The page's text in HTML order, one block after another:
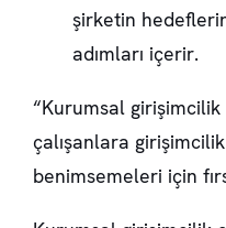
şirketin
adımları içerir.
“Kurumsal
çalışanlara
benimsemeleri için